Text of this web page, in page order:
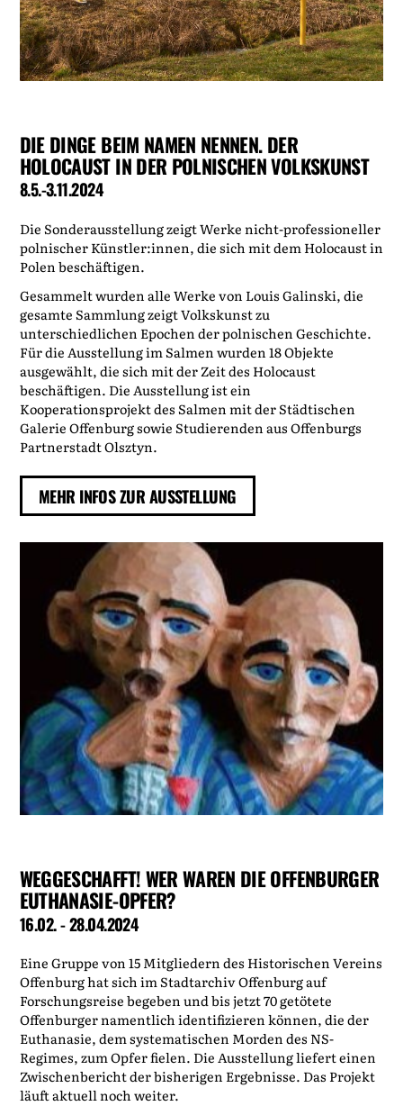
DIE DINGE BEIM NAMEN NENNEN. DER
HOLOCAUST IN DER POLNISCHEN VOLKSKUNST
8.5.-3.11.2024
Die Sonderausstellung zeigt Werke nicht-professioneller
polnischer Künstler:innen, die sich mit dem Holocaust in
Polen beschäftigen.
Gesammelt wurden alle Werke von Louis Galinski, die
gesamte Sammlung zeigt Volkskunst zu
unterschiedlichen Epochen der polnischen Geschichte.
Für die Ausstellung im Salmen wurden 18 Objekte
ausgewählt, die sich mit der Zeit des Holocaust
beschäftigen. Die Ausstellung ist ein
Kooperationsprojekt des Salmen mit derStädtischen
Galerie Offenburgsowie Studierenden aus Offenburgs
Partnerstadt Olsztyn.
MEHR INFOS ZUR AUSSTELLUNG
WEGGESCHAFFT! WER WAREN DIE OFFENBURGER
EUTHANASIE-OPFER?
16.02. - 28.04.2024
Eine Gruppe von 15 Mitgliedern des Historischen Vereins
Offenburg hat sich im Stadtarchiv Offenburg auf
Forschungsreise begeben und bis jetzt 70 getötete
Offenburger namentlich identifizieren können, die der
Euthanasie, dem systematischen Morden des NS-
Regimes, zum Opfer fielen. Die Ausstellung liefert einen
Zwischenbericht der bisherigen Ergebnisse. Das Projekt
läuft aktuell noch weiter.